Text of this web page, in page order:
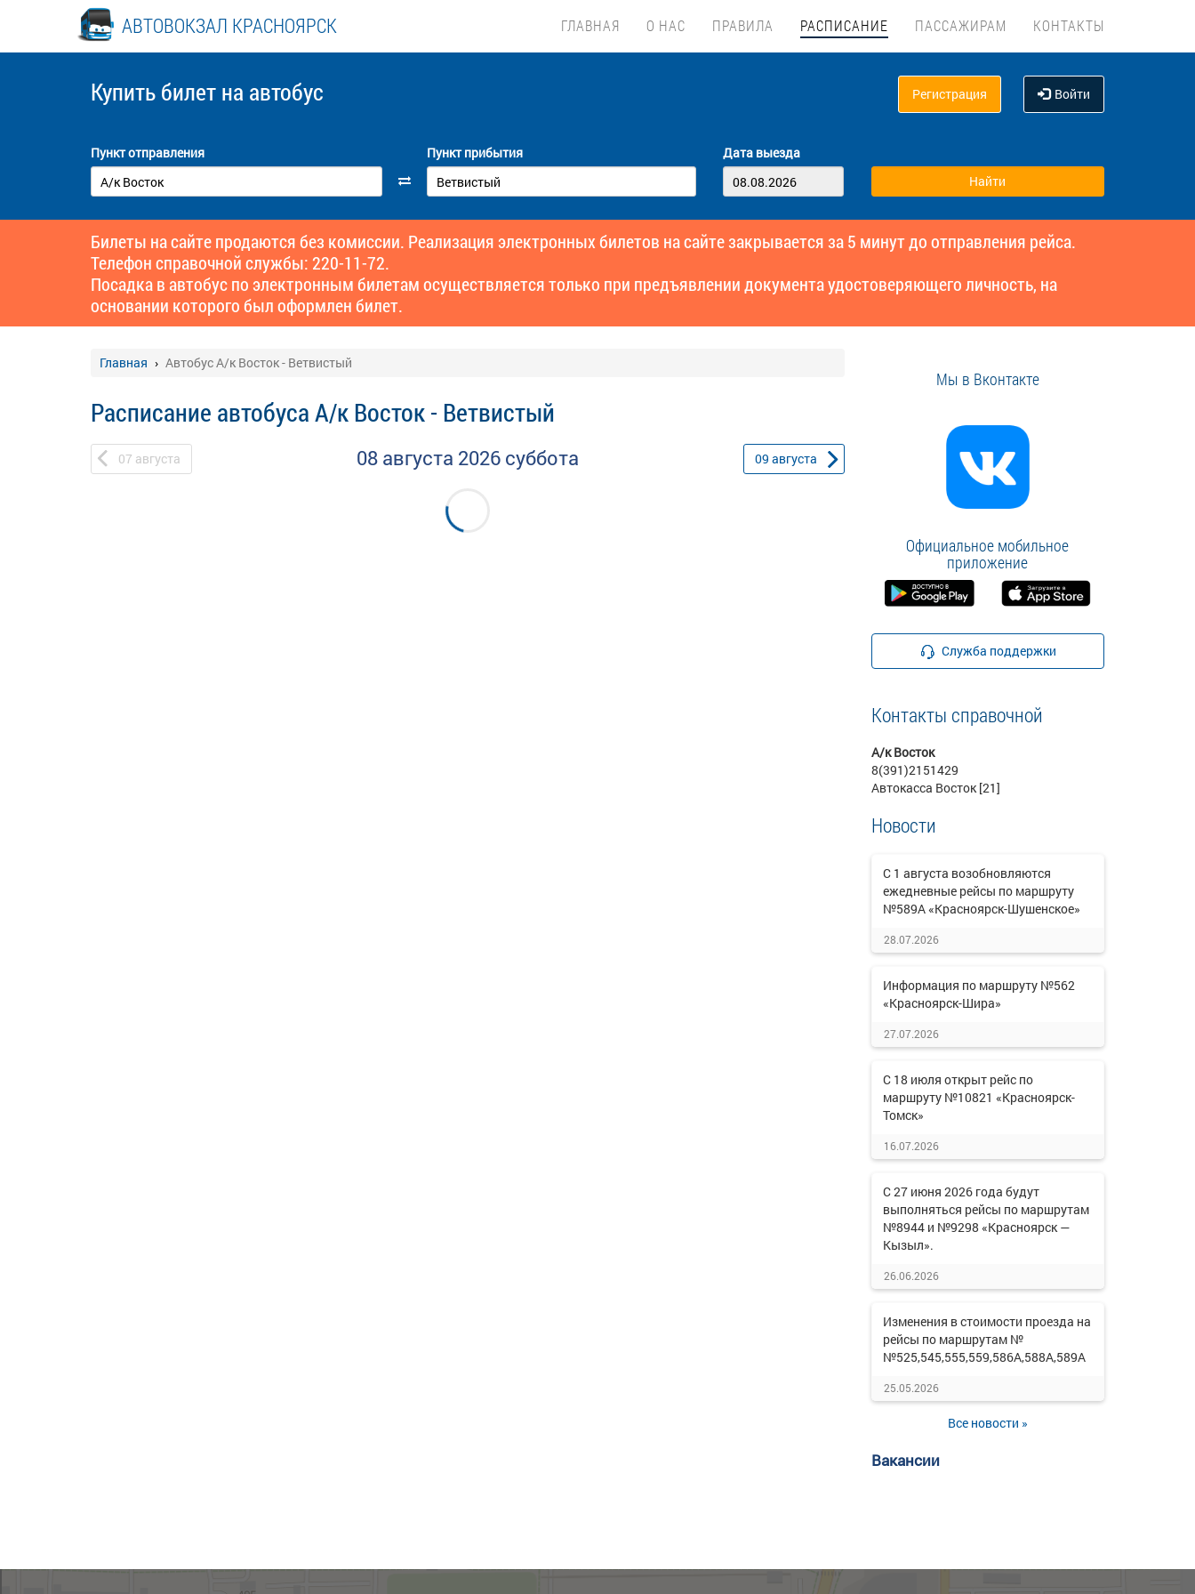
АВТОВОКЗАЛ КРАСНОЯРСК ГЛАВНАЯ О НАС ПРАВИЛА РАСПИСАНИЕ ПАССАЖИРАМ КОНТАКТЫ
Купить билет на автобус Регистрация Войти
Пункт отправления Пункт прибытия Дата выезда
Билеты на сайте продаются без комиссии. Реализация электронных билетов на сайте закрывается за 5 минут до отправления рейса.
Телефон справочной службы: 220-11-72.
Посадка в автобус по электронным билетам осуществляется только при предъявлении документа удостоверяющего личность, на
основании которого был оформлен билет.
Главная Автобус А/к Восток - Ветвистый
Расписание автобуса А/к Восток - Ветвистый
07 августа 08 августа 2026 суббота 09 августа
Мы в Вконтакте
Официальное мобильное
приложение
Служба поддержки
Контакты справочной
А/к Восток
8(391)2151429
Автокасса Восток [21]
Новости
С 1 августа возобновляются
ежедневные рейсы по маршруту
№589А «Красноярск-Шушенское»
28.07.2026
Информация по маршруту №562
«Красноярск-Шира»
27.07.2026
С 18 июля открыт рейс по
маршруту №10821 «Красноярск-
Томск»
16.07.2026
С 27 июня 2026 года будут
выполняться рейсы по маршрутам
№8944 и №9298 «Красноярск —
Кызыл».
26.06.2026
Изменения в стоимости проезда на
рейсы по маршрутам №
№525,545,555,559,586А,588А,589А
25.05.2026
Все новости »
Вакансии